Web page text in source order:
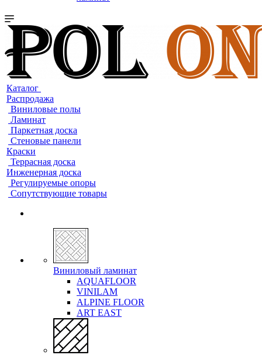
Каталог
Распродажа
Виниловые полы
Ламинат
Паркетная доска
Стеновые панели
Краски
Террасная доска
Инженерная доска
Регулируемые опоры
Сопутствующие товары
Виниловый ламинат
AQUAFLOOR
VINILAM
ALPINE FLOOR
ART EAST